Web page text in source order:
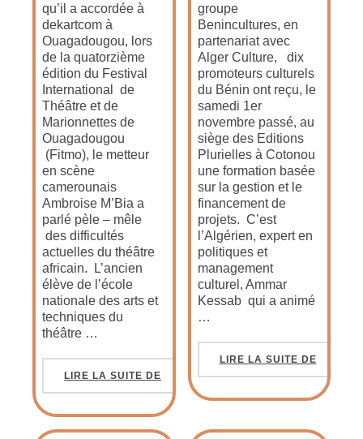
qu’il a accordée à
dekartcom à
Ouagadougou, lors
de la quatorzième
édition du Festival
International de
Théâtre et de
Marionnettes de
Ouagadougou
(Fitmo), le metteur
en scène
camerounais
Ambroise M’Bia a
parlé pèle – mêle
des difficultés
actuelles du théâtre
africain. L’ancien
élève de l’école
nationale des arts et
techniques du
théâtre …
LIRE LA SUITE DE
groupe
Benincultures, en
partenariat avec
Alger Culture, dix
promoteurs culturels
du Bénin ont reçu, le
samedi 1er
novembre passé, au
siège des Editions
Plurielles à Cotonou
une formation basée
sur la gestion et le
financement de
projets. C’est
l’Algérien, expert en
politiques et
management
culturel, Ammar
Kessab qui a animé
…
LIRE LA SUITE DE